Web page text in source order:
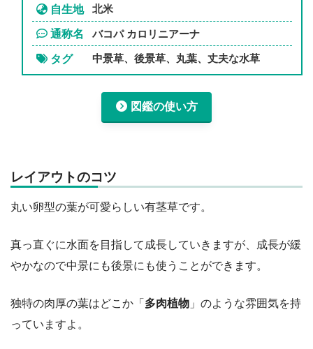
自生地 北米
通称名 バコパ カロリニアーナ
タグ 中景草、後景草、丸葉、丈夫な水草
図鑑の使い方
レイアウトのコツ
丸い卵型の葉が可愛らしい有茎草です。
真っ直ぐに水面を目指して成長していきますが、成長が緩
やかなので中景にも後景にも使うことができます。
独特の肉厚の葉はどこか「多肉植物 」のような雰囲気を持
っていますよ。